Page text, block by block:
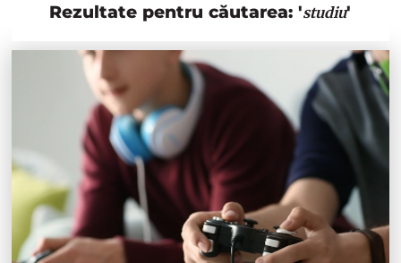
Rezultate pentru căutarea: 'studiu'